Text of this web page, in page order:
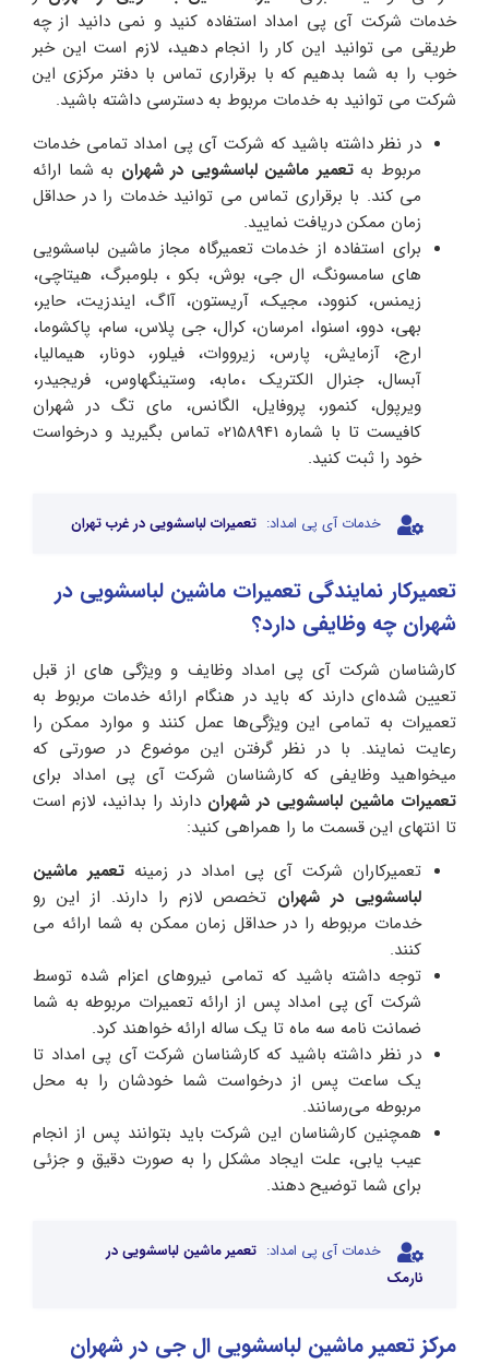
خدمات شرکت آی پی امداد استفاده کنید و نمی دانید از چه
طریقی می توانید این کار را انجام دهید، لازم است این خبر
خوب را به شما بدهیم که با برقراری تماس با دفتر مرکزی این
شرکت می توانید به خدمات مربوط به دسترسی داشته باشید.
در نظر داشته باشید که شرکت آی پی امداد تمامی خدمات
مربوط به تعمیر ماشین لباسشویی در شهران به شما ارائه
می کند. با برقراری تماس می توانید خدمات را در حداقل
زمان ممکن دریافت نمایید.
برای استفاده از خدمات تعمیرگاه مجاز ماشین لباسشویی
های سامسونگ، ال جی، بوش، بکو ، بلومبرگ، هیتاچی،
زیمنس، کنوود، مجیک، آریستون، آاگ، ایندزیت، حایر،
بهی، دوو، اسنوا، امرسان، کرال، جی پلاس، سام، پاکشوما،
ارج، آزمایش، پارس، زیرووات، فیلور، دونار، هیمالیا،
آبسال، جنرال الکتریک ،مابه، وستینگهاوس، فریجیدر،
ویرپول، کنمور، پروفایل، الگانس، مای تگ در شهران
کافیست تا با شماره 02158941 تماس بگیرید و درخواست
خود را ثبت کنید.
خدمات آی پی امداد: تعمیرات لباسشویی در غرب تهران
تعمیرکار نمایندگی تعمیرات ماشین لباسشویی در
شهران چه وظایفی دارد؟
کارشناسان شرکت آی پی امداد وظایف و ویژگی های از قبل
تعیین شده‌ای دارند که باید در هنگام ارائه خدمات مربوط به
تعمیرات به تمامی این ویژگی‌ها عمل کنند و موارد ممکن را
رعایت نمایند. با در نظر گرفتن این موضوع در صورتی که
میخواهید وظایفی که کارشناسان شرکت آی پی امداد برای
تعمیرات ماشین لباسشویی در شهران دارند را بدانید، لازم است
تا انتهای این قسمت ما را همراهی کنید:
تعمیرکاران شرکت آی پی امداد در زمینه تعمیر ماشین
لباسشویی در شهران تخصص لازم را دارند. از این رو
خدمات مربوطه را در حداقل زمان ممکن به شما ارائه می
کنند.
توجه داشته باشید که تمامی نیروهای اعزام شده توسط
شرکت آی پی امداد پس از ارائه تعمیرات مربوطه به شما
ضمانت نامه سه ماه تا یک ساله ارائه خواهند کرد.
در نظر داشته باشید که کارشناسان شرکت آی‌ پی امداد تا
یک ساعت پس از درخواست شما خودشان را به محل
مربوطه می‌رسانند.
همچنین کارشناسان این شرکت باید بتوانند پس از انجام
عیب یابی، علت ایجاد مشکل را به صورت دقیق و جزئی
برای شما توضیح دهند.
خدمات آی پی امداد: تعمیر ماشین لباسشویی در
نارمک
مرکز تعمیر ماشین لباسشویی ال جی در شهران